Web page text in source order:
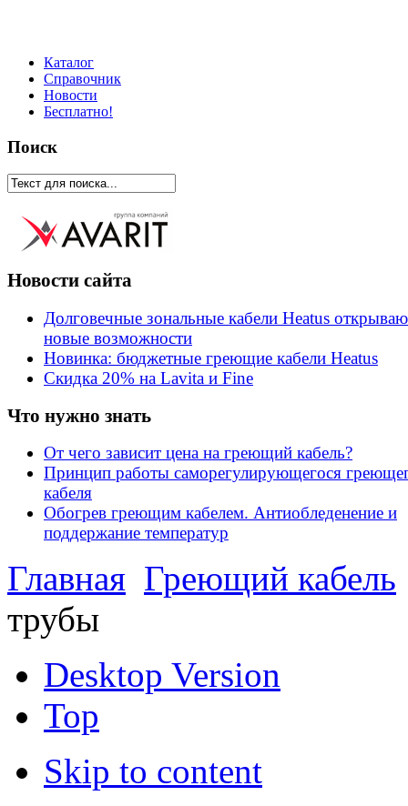
Каталог
Справочник
Новости
Бесплатно!
Поиск
Новости сайта
Долговечные зональные кабели Heatus
новые возможности
Новинка: бюджетные греющие кабели Heatus
Скидка 20% на Lavita и Fine
Что нужно знать
От чего зависит цена на греющий кабель?
Принцип работы саморегулирующегося
кабеля
Обогрев греющим кабелем. Антиобледенение и
поддержание температур
Главная Греющий кабель
трубы
Desktop Version
Top
Skip to content